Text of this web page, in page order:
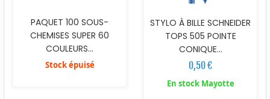
PAQUET 100 SOUS-
CHEMISES SUPER 60
COULEURS...
Stock épuisé
STYLO À BILLE SCHNEIDER
TOPS 505 POINTE
CONIQUE...
0,50 €
En stock Mayotte